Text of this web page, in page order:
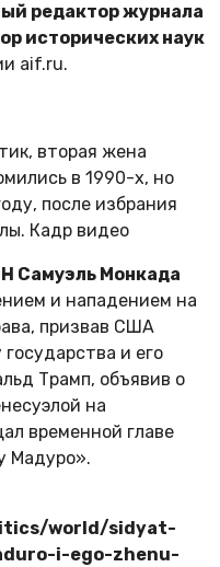
редактор журнала
исторических наук
aif.ru.
вторая жена
в 1990-х, но
после избрания
Кадр видео
Самуэль Монкада
и нападением на
призвав США
и его
Трамп, объявив о
на
временной главе
Мадуро».
world/sidyat-
i-ego-zhenu-